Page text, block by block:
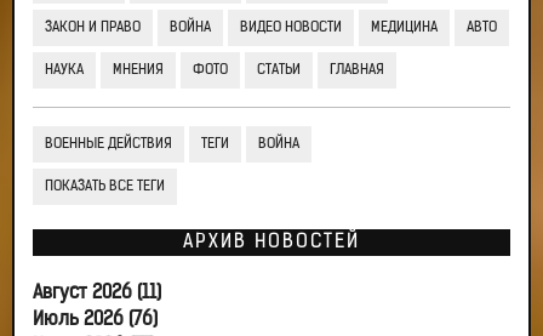
ЗАКОН И ПРАВО ВОЙНА ВИДЕО НОВОСТИ МЕДИЦИНА АВТО
НАУКА МНЕНИЯ ФОТО СТАТЬИ ГЛАВНАЯ
ВОЕННЫЕ ДЕЙСТВИЯ ТЕГИ ВОЙНА
ПОКАЗАТЬ ВСЕ ТЕГИ
АРХИВ НОВОСТЕЙ
Август 2026 (11)
Июль 2026 (76)